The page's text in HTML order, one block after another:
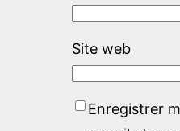
Site web
Enregistrer